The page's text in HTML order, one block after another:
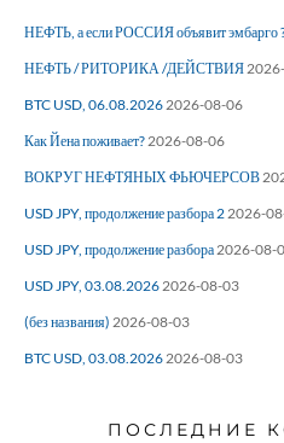
НЕФТЬ, а если РОССИЯ объявит эмбарго
НЕФТЬ / РИТОРИКА /ДЕЙСТВИЯ
BTC USD, 06.08.20262026-08-06
Как Йена поживает?2026-08-06
ВОКРУГ НЕФТЯНЫХ ФЬЮЧЕРСОВ
USD JPY, продолжение разбора 22026-
USD JPY, продолжение разбора2026-08-
USD JPY, 03.08.20262026-08-03
(без названия) 2026-08-03
BTC USD, 03.08.20262026-08-03
ПОСЛЕДНИЕ